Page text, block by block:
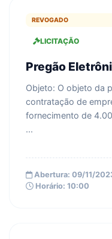
REVOGADO
LICITAÇÃO
Pregão
Objeto: O objeto da
contratação de
fornecimento de
...
Abertura: 09/11/
Horário: 10:00